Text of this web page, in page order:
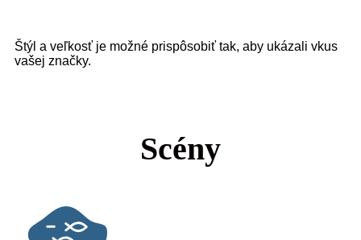
Štýl a veľkosť je možné prispôsobiť tak, aby ukázali vkus
vašej značky.
Scény